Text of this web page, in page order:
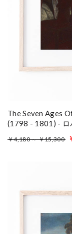
The Seven Ages
(1798 - 1801) - ロ
￥4,180 ～ ￥15,300